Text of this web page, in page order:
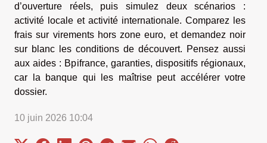
d’ouverture réels, puis simulez deux scénarios :
activité locale et activité internationale. Comparez les
frais sur virements hors zone euro, et demandez noir
sur blanc les conditions de découvert. Pensez aussi
aux aides : Bpifrance, garanties, dispositifs régionaux,
car la banque qui les maîtrise peut accélérer votre
dossier.
10 juin 2026 10:04